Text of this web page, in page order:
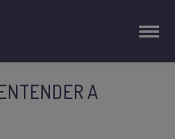
A